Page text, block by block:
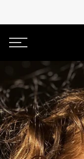
artikel